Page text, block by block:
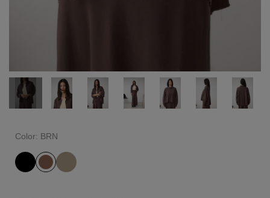
Color: BRN